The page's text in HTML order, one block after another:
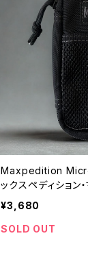
Maxpedition
ックスペディション
ザー・ユーティリテ
¥3,680
SOLD OUT